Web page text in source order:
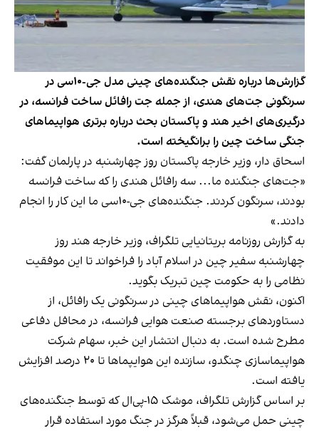
گزارش‌ها درباره نقش جنگنده‌های چینی مدل جی-۱۰‌سی در
سرنگونی جت‌های هندی، از جمله جت رافائل ساخت فرانسه، در
درگیری‌های اخیر هند و پاکستان بحث درباره برتری هواپیماهای
جنگی ساخت چین را برانگیخته است.
اسحاق دار، وزیر خارجه پاکستان روز چهارشنبه در پارلمان گفت:
«جت‌های جنگنده‌ ما... سه رافائل هندی را که ساخت فرانسه
بودند، سرنگون کردند. جنگنده‌های جی-۱۰‌سی ما این کار را انجام
دادند.»
به گزارش روزنامه بریتانیایی تلگراف، وزیر خارجه هند روز
چهارشنبه سفیر چین در اسلام آباد را فراخواند تا این موفقیت
نظامی را به حکومت چین تبریک بگوید.
اکنون، نقش هواپیماهای چینی در سرنگونی یک رافائل، از
دستاوردهای برجسته صنعت هوایی فرانسه، در محافل دفاعی
مطرح شده است. به دنبال انتشار این خبر، سهام شرکت
هواپیماسازی چنگدو، سازنده این هوایپماها تا ۲۰ درصد افزایش
یافته است.
بر اساس گزارش تلگراف، موشک ۱۵-پی‌ال که توسط جنگنده‌های
چینی حمل می‌شود، قبلاً هرگز در جنگ مورد استفاده قرار